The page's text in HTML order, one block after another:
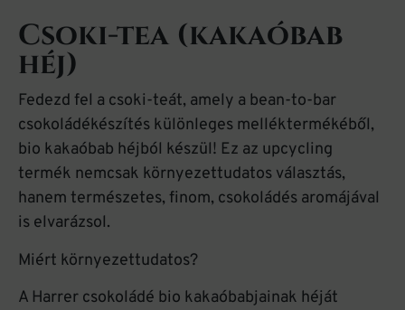
Csoki-tea (kakaóbab
héj)
Fedezd fel a csoki-teát, amely a bean-to-bar
csokoládékészítés különleges melléktermékéből,
bio kakaóbab héjból készül! Ez az upcycling
termék nemcsak környezettudatos választás,
hanem természetes, finom, csokoládés aromájával
is elvarázsol.
Miért környezettudatos?
A Harrer csokoládé bio kakaóbabjainak héját